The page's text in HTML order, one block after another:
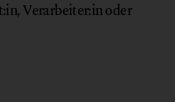
Verarbeiter:in oder